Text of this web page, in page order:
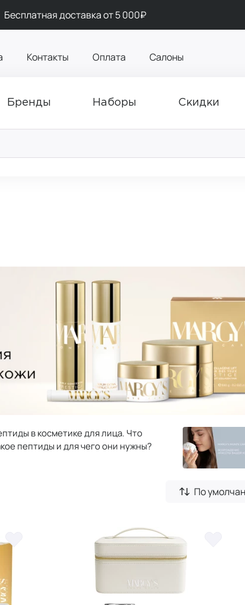
Бесплатная доставка от 5 000₽
Контакты Оплата Салоны
Бренды Наборы Скидки
в косметике для лица. Что
пептиды и для чего они нужны?
По